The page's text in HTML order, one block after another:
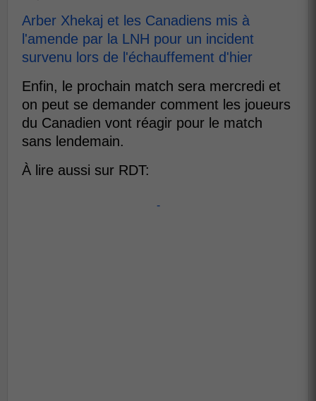
Arber Xhekaj et les Canadiens mis à
l'amende par la LNH pour un incident
survenu lors de l'échauffement d'hier
Enfin, le prochain match sera mercredi et
on peut se demander comment les joueurs
du Canadien vont réagir pour le match
sans lendemain.
À lire aussi sur RDT:
-